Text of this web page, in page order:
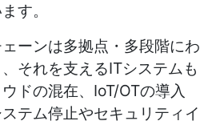
す。
ーンは多拠点・多段階にわ
それを支えるITシステムも
ドの混在、 IoT/OTの導入
テム停止やセキュリティイ